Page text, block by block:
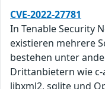
CVE-2022-27781
In Tenable Security
existieren mehrere
bestehen unter
Drittanbietern wie
libxml2, sqlite und